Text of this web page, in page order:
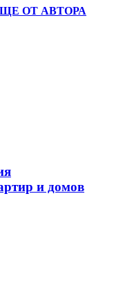
ОТ АВТОРА
и домов